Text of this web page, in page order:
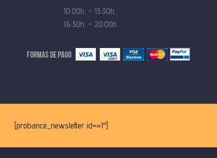
10:00h. – 13:30h.
16:30h. – 20:00h.
[probance_newsletter id=»1″]